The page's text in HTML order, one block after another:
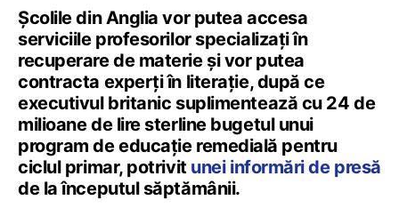
Școlile din Anglia vor putea accesa
serviciile profesorilor specializați în
recuperare de materie și vor putea
contracta experți în literație, după ce
executivul britanic suplimentează cu 24 de
milioane de lire sterline bugetul unui
program de educație remedială pentru
ciclul primar, potrivit unei informări de presă
de la începutul săptămânii.